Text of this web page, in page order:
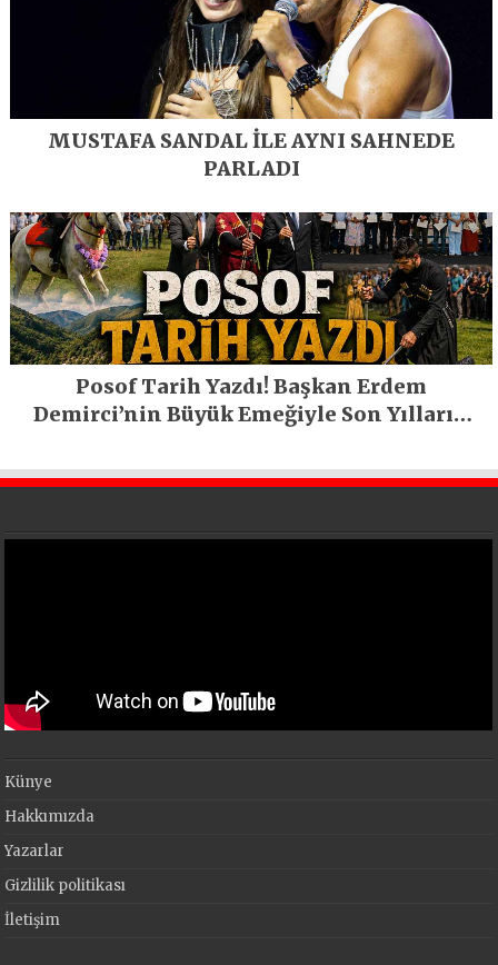
MUSTAFA SANDAL İLE AYNI SAHNEDE
PARLADI
Posof Tarih Yazdı! Başkan Erdem
Demirci’nin Büyük Emeğiyle Son Yılların
Künye
Hakkımızda
Yazarlar
Gizlilik politikası
İletişim